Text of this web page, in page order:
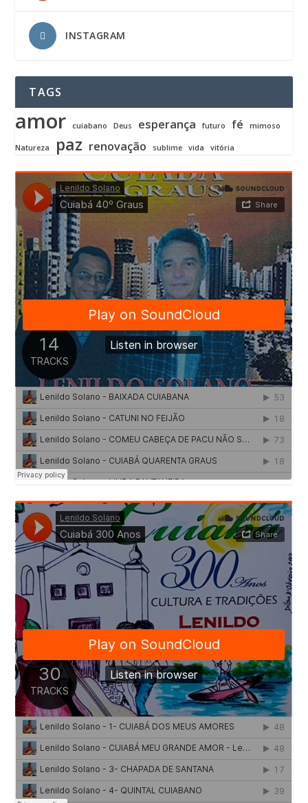
INSTAGRAM
TAGS
amor cuiabano Deus esperança futuro fé mimoso
Natureza paz renovação sublime vida vitória